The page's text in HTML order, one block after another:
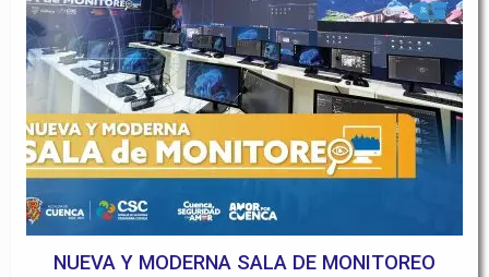
NUEVA Y MODERNA SALA DE MONITOREO